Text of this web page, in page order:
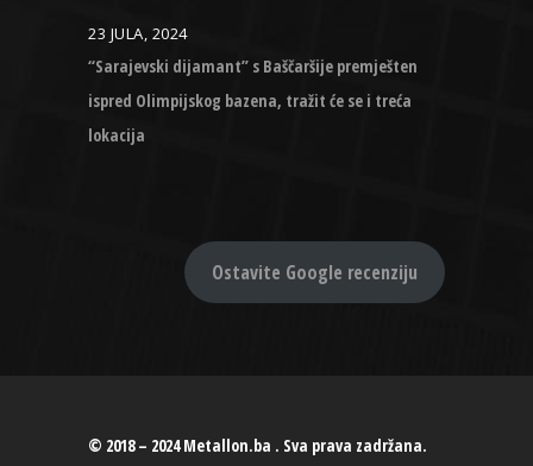
23 JULA, 2024
“Sarajevski dijamant” s Baščaršije premješten
ispred Olimpijskog bazena, tražit će se i treća
lokacija
Ostavite Google recenziju
© 2018 – 2024 Metallon.ba . Sva prava zadržana.